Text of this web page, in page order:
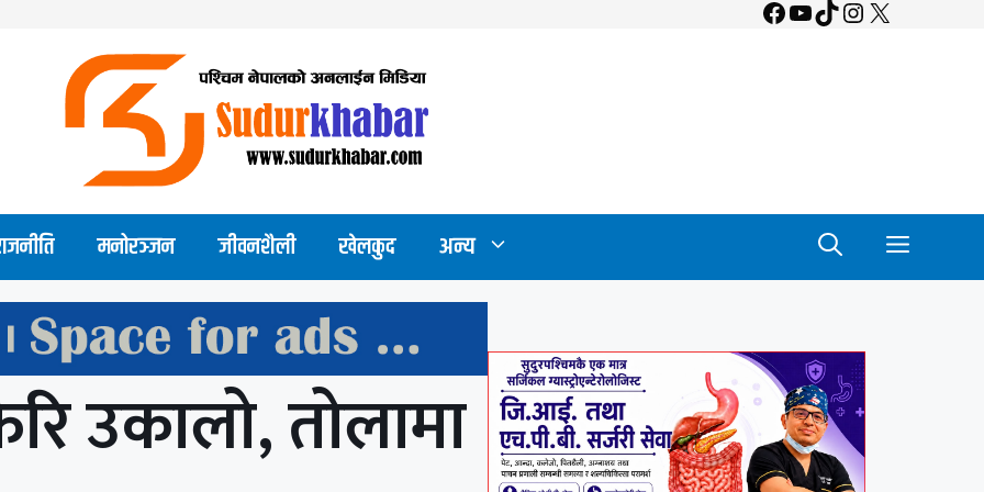
Facebook
YouTube
TikTok
Instagram
X
मनोरञ्जन जीवनशैली खेलकुद अन्य
उकालो, तोलामा